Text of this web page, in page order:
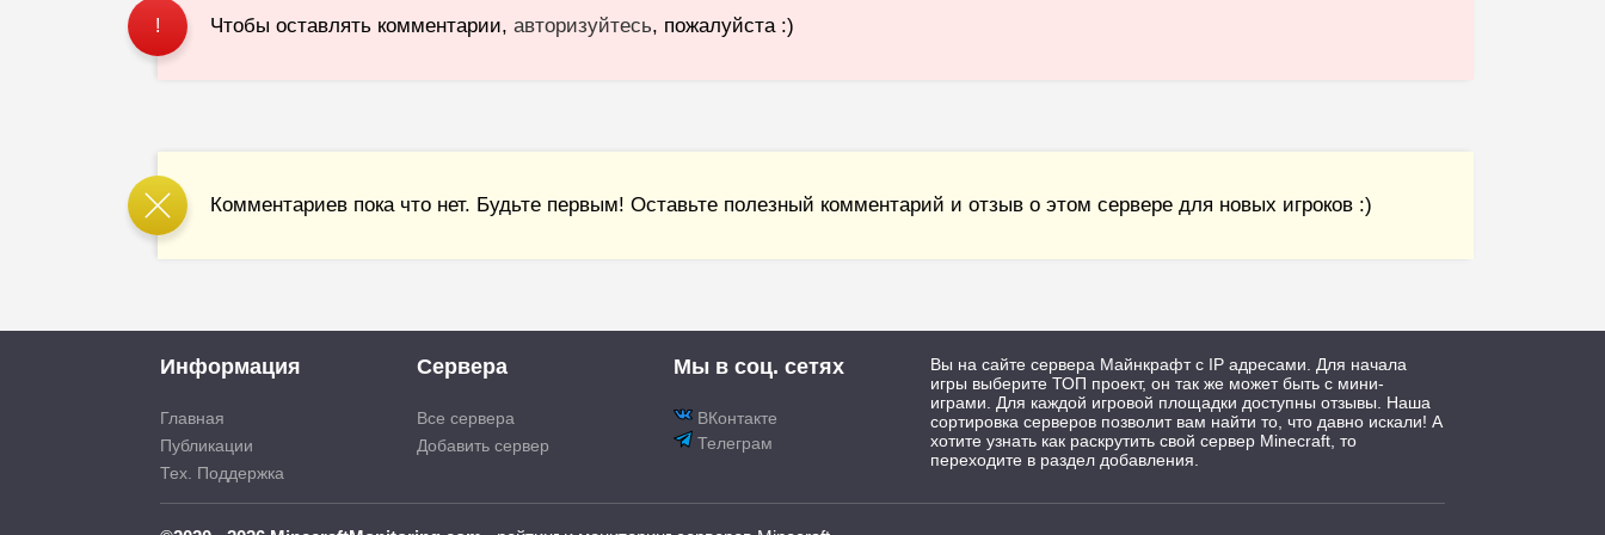
! Чтобы оставлять комментарии,авторизуйтесь, пожалуйста :)
Комментариев пока что нет. Будьте первым! Оставьте полезный комментарий и отзыв о этом сервере для новых игроков :)
Информация
Главная
Публикации
Тех. Поддержка
Сервера
Все сервера
Добавить сервер
Мы в соц. сетях
ВКонтакте
Телеграм
Вы на сайте сервера Майнкрафт с IP адресами. Для начала
игры выберите ТОП проект, он так же может быть с мини-
играми. Для каждой игровой площадки доступны отзывы. Наша
сортировка серверов позволит вам найти то, что давно искали! А
хотите узнать как раскрутить свой сервер Minecraft, то
переходите в раздел добавления.